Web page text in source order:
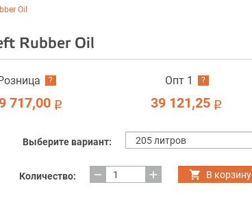
Оil
Rubber Оil
?
717,00 i
Опт 1 ?
39 121,25 i
Выберите вариант:
Количество: remove add В корзину